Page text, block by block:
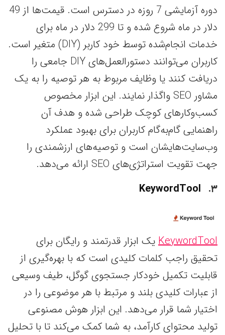
دوره آزمایشی 7 روزه در دسترس است. قیمت‌ها از 49
دلار در ماه شروع شده و تا 299 دلار در ماه برای
خدمات انجام‌شده توسط خود کاربر (DIY) متغیر است.
کاربران می‌توانند دستورالعمل‌های DIY جامعی را
دریافت کنند یا وظایف مربوط به هر توصیه را به یک
مشاور SEO واگذار نمایند. این ابزار مخصوص
کسب‌وکارهای کوچک طراحی شده و هدف آن
راهنمایی گام‌به‌گام کاربران برای بهبود عملکرد
وب‌سایت‌هایشان است و توصیه‌های ارزشمندی را
جهت تقویت استراتژی‌های SEO ارائه می‌دهد.
۳
KeywordTool
KeywordToolیک ابزار قدرتمند و رایگان برای
تحقیق راجب کلمات کلیدی است که با بهره‌گیری از
قابلیت تکمیل خودکار جستجوی گوگل، طیف وسیعی
از عبارات کلیدی بلند و مرتبط با هر موضوعی را در
اختیار شما قرار می‌دهد. این ابزار هوش مصنوعی
تولید محتوای کارآمد، به شما کمک می‌کند تا با تحلیل